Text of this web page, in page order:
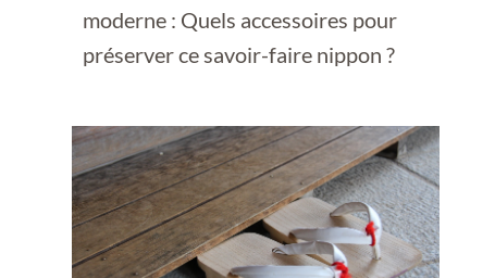
moderne : Quels accessoires pour
préserver ce savoir-faire nippon ?